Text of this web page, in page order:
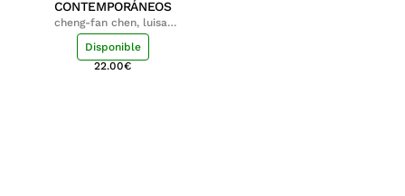
CONTEMPORÁNEOS
cheng-fan chen, luisa;
shu-ying chang, luisa
Disponible
22.00€